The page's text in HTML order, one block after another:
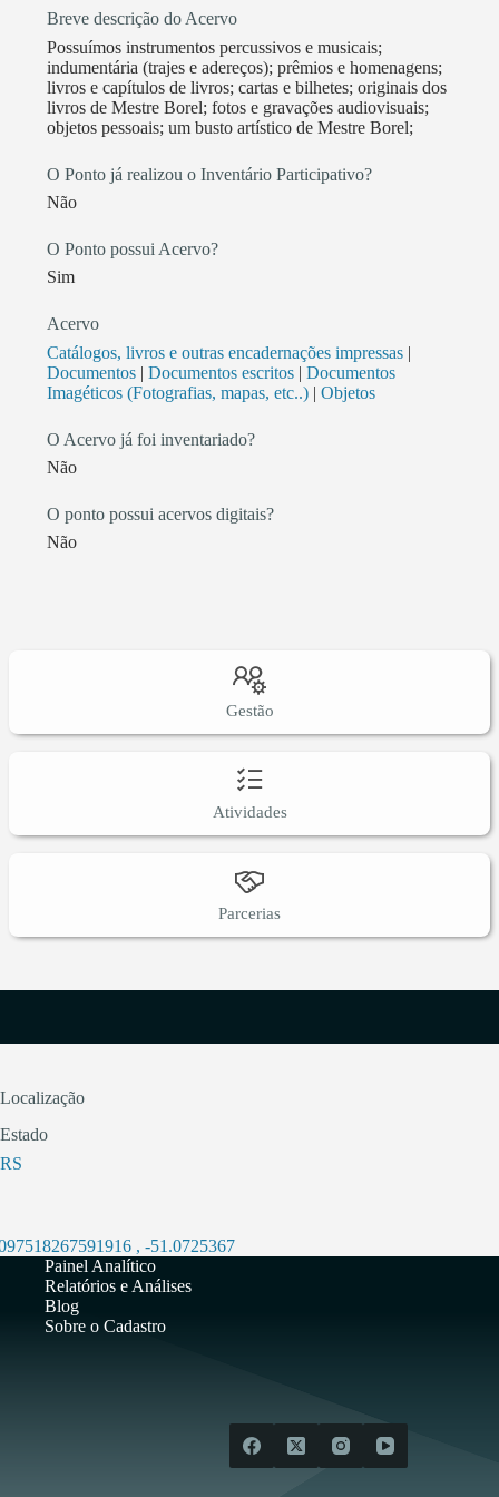
Breve descrição do Acervo
Possuímos instrumentos percussivos e musicais;
indumentária (trajes e adereços); prêmios e homenagens;
livros e capítulos de livros; cartas e bilhetes; originais dos
livros de Mestre Borel; fotos e gravações audiovisuais;
objetos pessoais; um busto artístico de Mestre Borel;
O Ponto já realizou o Inventário Participativo?
Não
O Ponto possui Acervo?
Sim
Acervo
Catálogos, livros e outras encadernações impressas |
Documentos | Documentos escritos | Documentos
Imagéticos (Fotografias, mapas, etc..) | Objetos
O Acervo já foi inventariado?
Não
O ponto possui acervos digitais?
Não
Gestão
Atividades
Parcerias
Localização
Estado
RS
, -51.0725367
Painel Analítico
Relatórios e Análises
Blog
Sobre o Cadastro